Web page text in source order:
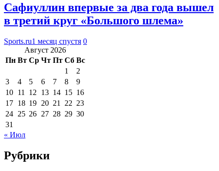
Сафиуллин впервые за два года вышел
в третий круг «Большого шлема»
Sports.ru1 месяц спустя 0
Август 2026
Пн Вт Ср Чт Пт Сб Вс
1
2
3
4 5 6 7 8
9
10 11 12 13 14 15 16
17 18 19 20 21 22 23
24 25 26 27 28 29 30
31
« Июл
Рубрики